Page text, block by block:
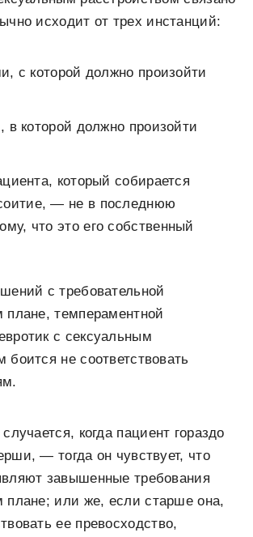
исходит от трех инстанций:
с которой должно произойти
в которой должно произойти
который собирается
— не в последнюю
что это его собственный
с требовательной
плане, темпераментной
с сексуальным
боится не соответствовать
когда пациент гораздо
— тогда он чувствует, что
завышенные требования
плане; или же, если старше она,
ее превосходство,